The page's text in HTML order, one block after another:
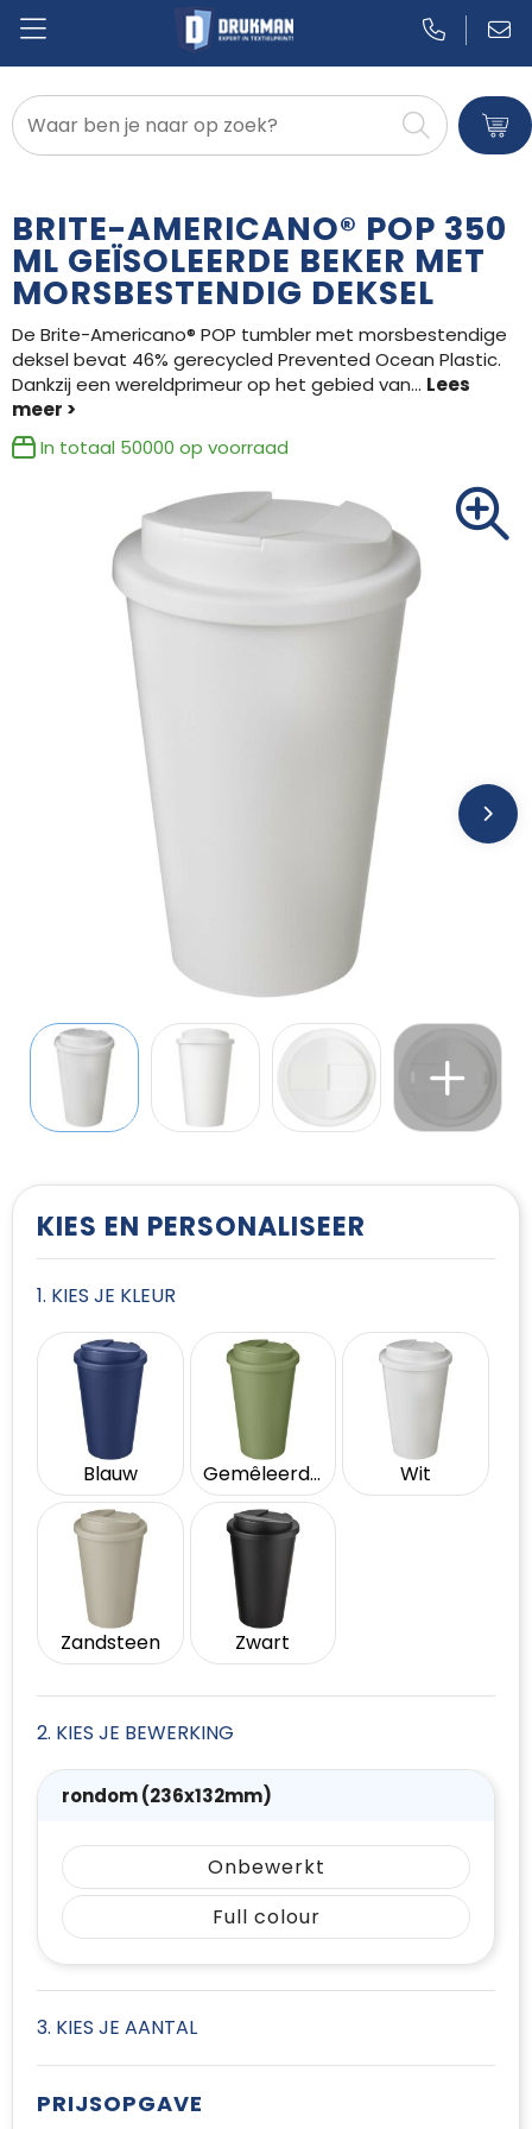
Badtextiel en Douche
Bodywarmers
Broeken en Rokken
Caps, Hoeden en Mutsen
Dekens, Fleecedekens en Kussens
Handschoenen en Sjaals
Kledingaccessoires
Ondergoed, Sokken en Nachtkleding
Overhemden
Peuters en Baby's
T-Shirts
Vesten
BRITE-AMERICANO® POP 350
ML GEÏSOLEERDE BEKER MET
MORSBESTENDIG DEKSEL
De Brite-Americano® POP tumbler met morsbestendige
deksel bevat 46% gerecycled Prevented Ocean Plastic.
Dankzij een wereldprimeur op het gebied van...
In totaal 50000 op voorraad
KIES EN PERSONALISEER
1. KIES JE KLEUR
Blauw Gemêleerd groen Wit
Zandsteen Zwart
2. KIES JE BEWERKING
rondom (236x132mm)
Onbewerkt
Full colour
3. KIES JE AANTAL
PRIJSOPGAVE